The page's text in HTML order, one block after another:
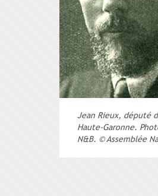
Jean Rieux, député
Haute-Garonne.
N&B. © Assemblée